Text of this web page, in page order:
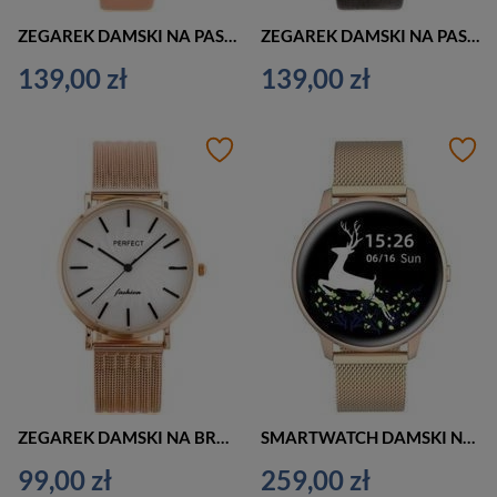
139,00 zł 139,00 zł
ZEGAREK DAMSKI NA BRANSOLECIE CASUAL PERFECT E334 - siatka (zp932f)
99,00 zł
SMARTWATCH DAMSKI NA BRANSOLECIE G. Rossi SW015-4 rosegold (sg010d)
259,00 zł